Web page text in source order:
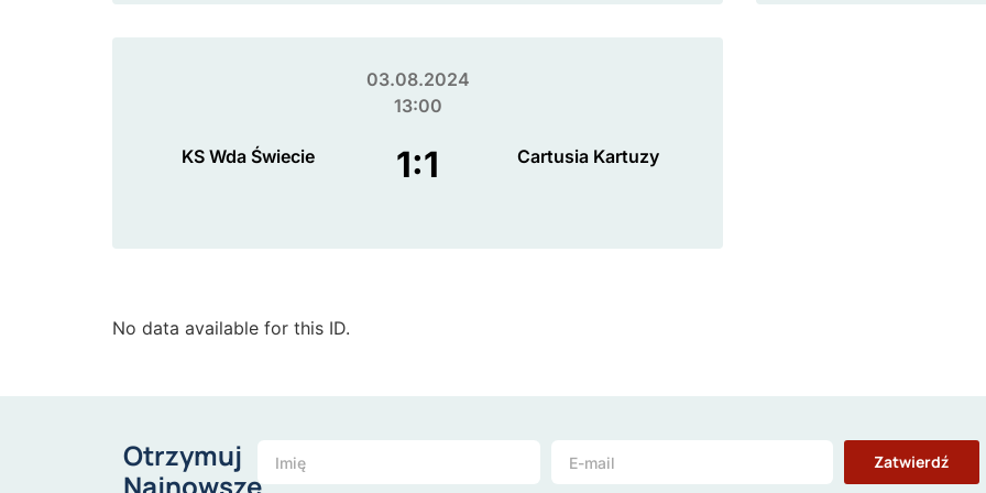
03.08.2024
13:00
KS Wda Świecie 1:1 Cartusia Kartuzy
No data available for this ID.
Otrzymuj
Zatwierdź